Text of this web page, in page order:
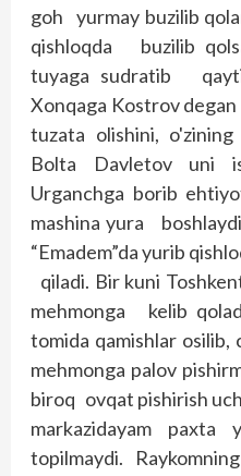
goh yurmay buzilib
qishloqda buzilib
tuyaga sudratib
Xonqaga Kostrov
tuzata olishini,
Bolta Davletov
Urganchga borib
mashina yura
“Emadem”da yurib
qiladi. Bir kuni
mehmonga kelib
tomida qamishlar
mehmonga palov
biroq ovqat pishirish
markazidayam
topilmaydi.